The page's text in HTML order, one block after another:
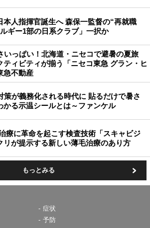
本人指揮官誕生へ 森保一監督の“再就職
ギー1部の日系クラブ」一択か
いっぱい！北海道・ニセコで避暑の夏旅
ティビティが揃う「ニセコ東急 グラン・ヒ
急不動産
策が義務化される時代に 貼るだけで暑さ
かる示温シールとは～ファンケル
療に革命を起こす検査技術「スキャビジ
リが提示する新しい薄毛治療のあり方
もっとみる
症状
予防